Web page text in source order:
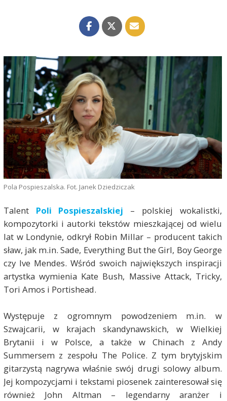
Pola Pospieszalska. Fot. Janek Dziedziczak
Talent Poli Pospieszalskiej – polskiej wokalistki,
kompozytorki i autorki tekstów mieszkającej od wielu
lat w Londynie, odkrył Robin Millar – producent takich
sław, jak m.in. Sade, Everything But the Girl, Boy George
czy Ive Mendes. Wśród swoich największych inspiracji
artystka wymienia Kate Bush, Massive Attack, Tricky,
Tori Amos i Portishead.
Występuje z ogromnym powodzeniem m.in. w
Szwajcarii, w krajach skandynawskich, w Wielkiej
Brytanii i w Polsce, a także w Chinach z Andy
Summersem z zespołu The Police. Z tym brytyjskim
gitarzystą nagrywa właśnie swój drugi solowy album.
Jej kompozycjami i tekstami piosenek zainteresował się
również John Altman – legendarny aranżer i